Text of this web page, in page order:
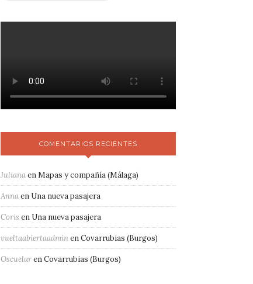
COMENTARIOS RECIENTES
JulianaenMapas y compañía (Málaga)
Annaen Una nueva pasajera
Coris en Una nueva pasajera
vueltaabiertaadminenCovarrubias (Burgos)
OscuelarenCovarrubias (Burgos)